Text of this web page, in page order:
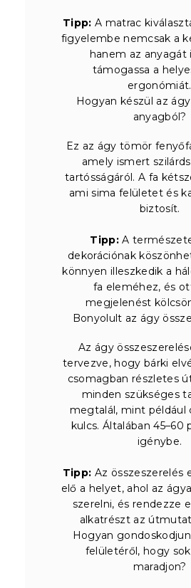
Tipp: A matrac
figyelembe nemcsak a
hanem az anyagát
támogassa a
ergonómiát.
Hogyan készül az
anyagból?
Ez az ágy tömör
amely ismert
tartósságáról. A fa
ami sima felületet és
biztosít.
Tipp: A
dekorációnak
könnyen illeszkedik a
fa eleméhez, és
megjelenést
Bonyolult az ágy
Az ágy
tervezve, hogy bárki
csomagban részletes
minden szükséges
megtalál, mint például
kulcs. Általában 45–60
igénybe.
Tipp: Az összeszerelés
elő a helyet, ahol az
szerelni, és rendezze
alkatrészt az
Hogyan
felületéről, hogy
maradjon?